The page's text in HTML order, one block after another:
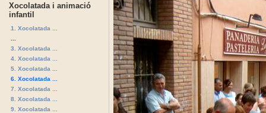
Xocolatada i animació
infantil
1. Xocolatada ...
3. Xocolatada ...
4. Xocolatada ...
5. Xocolatada ...
6. Xocolatada ...
7. Xocolatada ...
8. Xocolatada ...
9. Xocolatada ...